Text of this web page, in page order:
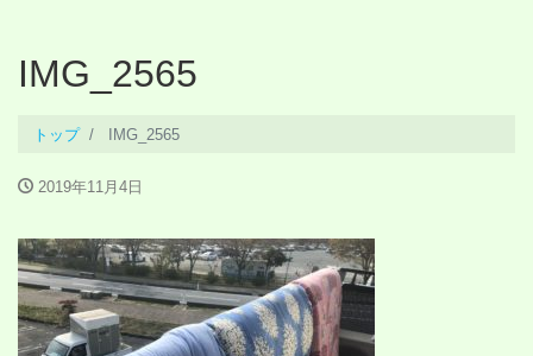
IMG_2565
トップ IMG_2565
2019年11月4日